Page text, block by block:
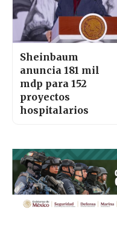
Sheinbaum
anuncia 181 mil
mdp para 152
proyectos
hospitalarios